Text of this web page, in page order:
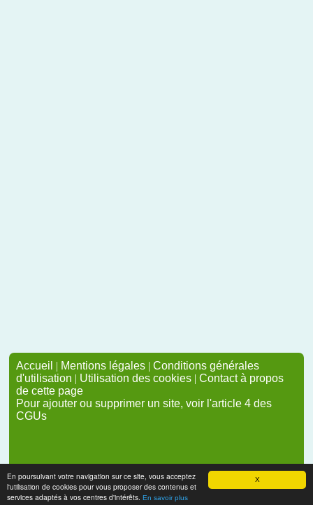
X
En poursuivant votre navigation sur ce site, vous acceptez
l'utilisation de cookies pour vous proposer des contenus et
services adaptés à vos centres d'intérêts. En savoir plus
Accueil | Mentions légales | Conditions générales
d'utilisation | Utilisation des cookies | Contact à propos
de cette page
Pour ajouter ou supprimer un site, voir l'article 4 des
CGUs